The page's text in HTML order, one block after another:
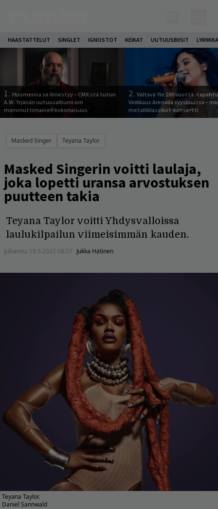
HAASTATTELUT SINGLET IGNOSTOT KEIKAT UUTUUSBIISIT
1. Huomenna se ilmestyy – CMX:stä tutun
A.W. Yrjänän uutuusalbumi om
mammuttimainen kokonaisuus
2. Valtava Yle 100 vuotta -
Veikkaus Arenalla syyskuussa –
metalliklassikot-konsertti
Masked Singer Teyana Taylor
Masked Singerin voitti laulaja,
joka lopetti uransa arvostuksen
puutteen takia
Teyana Taylor voitti Yhdysvalloissa
laulukilpailun viimeisimmän kauden.
Julkaistu: 19.5.2022 08:27 Jukka Hätinen
Teyana Taylor.
Daniel Sannwald